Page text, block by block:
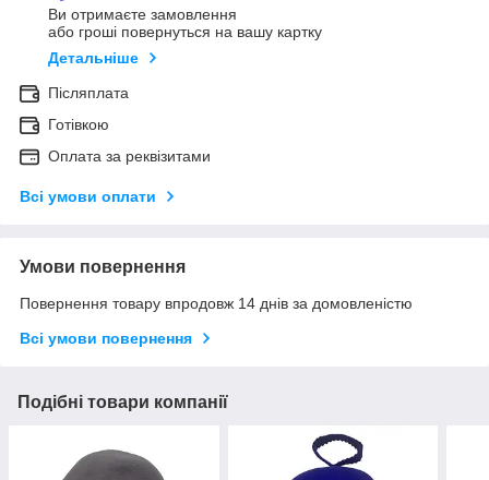
Ви отримаєте замовлення
або гроші повернуться на вашу картку
Детальніше
Післяплата
Готівкою
Оплата за реквізитами
Всі умови оплати
Умови повернення
Повернення товару впродовж 14 днів за домовленістю
Всі умови повернення
Подібні товари компанії